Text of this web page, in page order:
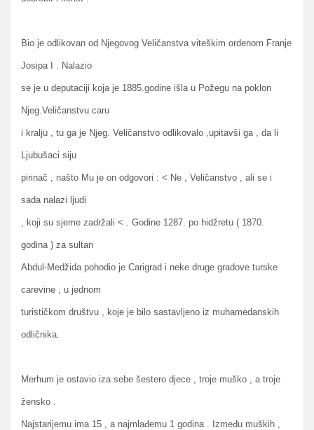
Bio je odlikovan od Njegovog Veličanstva viteškim ordenom Franje
Josipa I . Nalazio
se je u deputaciji koja je 1885.godine išla u Požegu na poklon
Njeg.Veličanstvu caru
i kralju , tu ga je Njeg. Veličanstvo odlikovalo ,upitavši ga , da li
Ljubušaci siju
pirinač , našto Mu je on odgovori : < Ne , Veličanstvo , ali se i
sada nalazi ljudi
, koji su sjeme zadržali < . Godine 1287. po hidžretu ( 1870.
godina ) za sultan
Abdul-Medžida pohodio je Carigrad i neke druge gradove turske
carevine , u jednom
turističkom društvu , koje je bilo sastavljeno iz muhamedanskih
odličnika.
Merhum je ostavio iza sebe šestero djece , troje muško , a troje
žensko .
Najstarijemu ima 15 , a najmlađemu 1 godina . Između muških ,